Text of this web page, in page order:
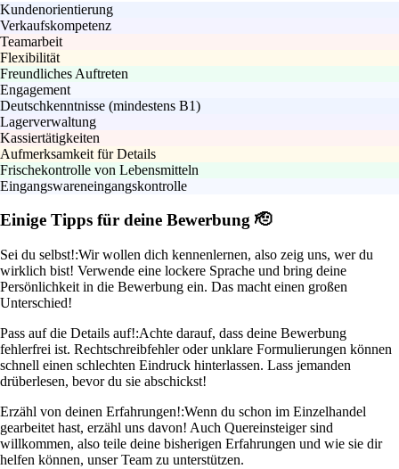
Kundenorientierung
Verkaufskompetenz
Teamarbeit
Flexibilität
Freundliches Auftreten
Engagement
Deutschkenntnisse (mindestens B1)
Lagerverwaltung
Kassiertätigkeiten
Aufmerksamkeit für Details
Frischekontrolle von Lebensmitteln
Eingangswareneingangskontrolle
Einige Tipps für deine Bewerbung 🫡
Sei du selbst!:Wir wollen dich kennenlernen, also zeig uns, wer du
wirklich bist! Verwende eine lockere Sprache und bring deine
Persönlichkeit in die Bewerbung ein. Das macht einen großen
Unterschied!
Pass auf die Details auf!:Achte darauf, dass deine Bewerbung
fehlerfrei ist. Rechtschreibfehler oder unklare Formulierungen können
schnell einen schlechten Eindruck hinterlassen. Lass jemanden
drüberlesen, bevor du sie abschickst!
Erzähl von deinen Erfahrungen!:Wenn du schon im Einzelhandel
gearbeitet hast, erzähl uns davon! Auch Quereinsteiger sind
willkommen, also teile deine bisherigen Erfahrungen und wie sie dir
helfen können, unser Team zu unterstützen.